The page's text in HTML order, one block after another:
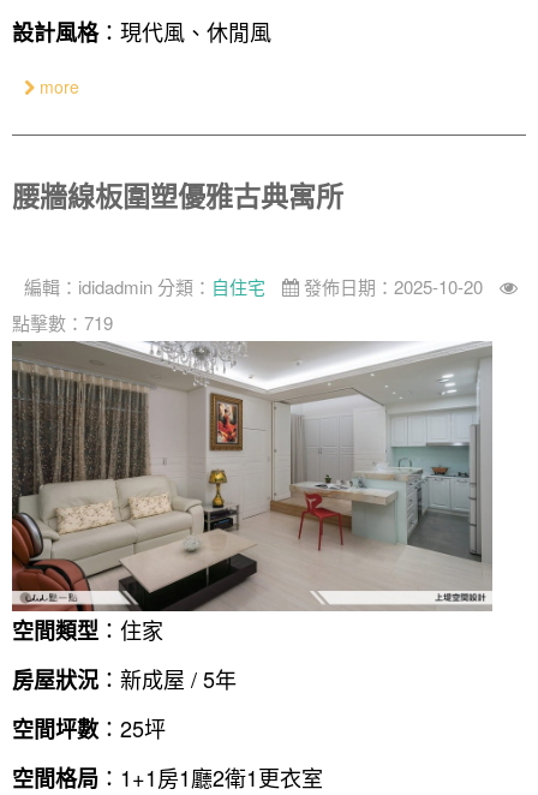
設計風格：現代風、休閒風
more
腰牆線板圍塑優雅古典寓所
編輯： ididadmin 分類： 自住宅
發佈日期：2025-10-20
點擊數：719
空間類型 ：住家
房屋狀況 ：新成屋 / 5年
空間坪數 ：25坪
空間格局 ：1+1房1廳2衛1更衣室